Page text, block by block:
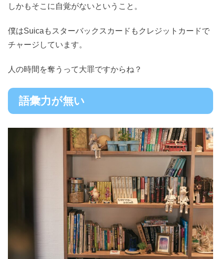
しかもそこに自覚がないということ。
僕はSuicaもスターバックスカードもクレジットカードで
チャージしています。
人の時間を奪うって大罪ですからね？
語彙力が無い